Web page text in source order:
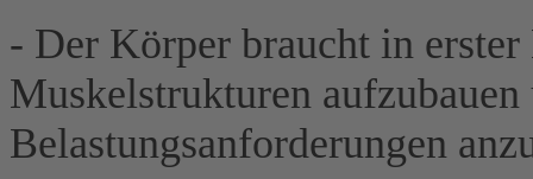
- Der Körper braucht in
Muskelstrukturen aufzubauen
Belastungsanforderungen